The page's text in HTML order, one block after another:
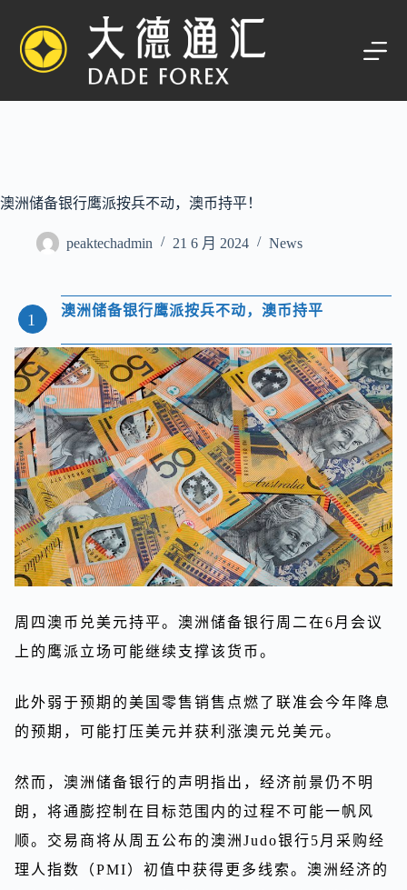
过
内
澳洲储备银行鹰派按兵不动，澳币持平！
peaktechadmin 21 6 月 2024 News
1
澳洲储备银行鹰派按兵不动，澳币持平
周四澳币兑美元持平。澳洲储备银行周二在6月会议
上的鹰派立场可能继续支撑该货币。
此外弱于预期的美国零售销售点燃了联准会今年降息
的预期，可能打压美元并获利涨澳元兑美元。
然而，澳洲储备银行的声明指出，经济前景仍不明
朗，将通膨控制在目标范围内的过程不可能一帆风
顺。交易商将从周五公布的澳洲Judo银行5月采购经
理人指数（PMI）初值中获得更多线索。澳洲经济的